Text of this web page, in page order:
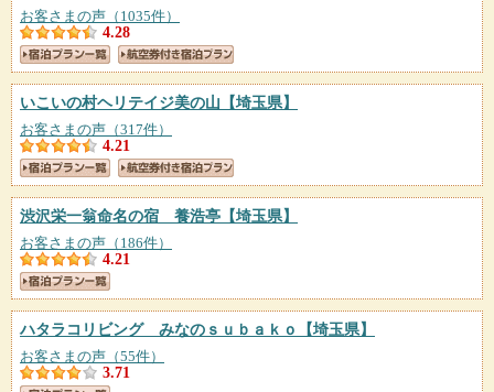
お客さまの声（1035件）
4.28
いこいの村ヘリテイジ美の山 【埼玉県】
お客さまの声（317件）
4.21
渋沢栄一翁命名の宿 養浩亭 【埼玉県】
お客さまの声（186件）
4.21
ハタラコリビング みなのｓｕｂａｋｏ 【埼玉県】
お客さまの声（55件）
3.71